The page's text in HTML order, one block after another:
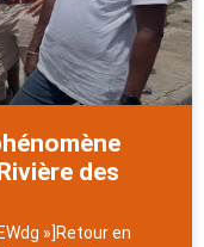
des
»]Retour en